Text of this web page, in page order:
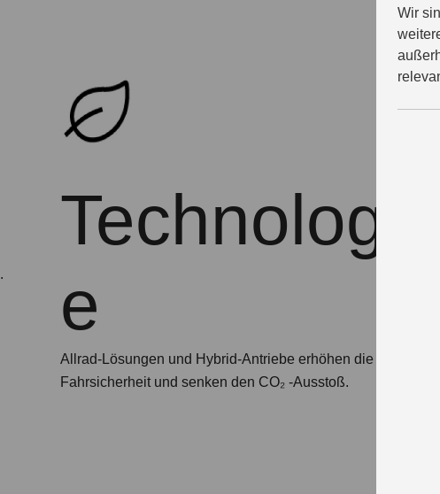
Wir
Technologi
e
Allrad-Lösungen und Hybrid-Antriebe erhöhen die
Fahrsicherheit und senken den CO₂ -Ausstoß.